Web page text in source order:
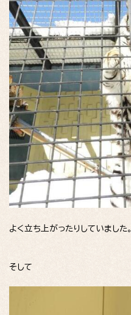
よく立ち上がったりしていました。
そして